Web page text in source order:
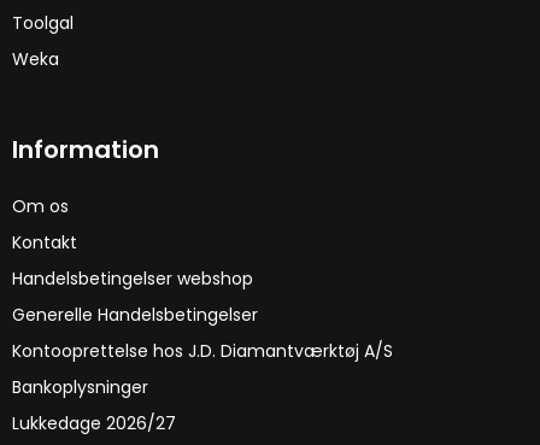
Toolgal
Weka
Information
Om os
Kontakt
Handelsbetingelser webshop
Generelle Handelsbetingelser
Kontooprettelse hos J.D. Diamantværktøj A/S
Bankoplysninger
Lukkedage 2026/27